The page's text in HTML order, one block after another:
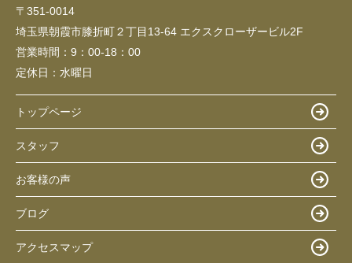
〒351-0014
埼玉県朝霞市膝折町２丁目13-64 エクスクローザービル2F
営業時間： 9：00-18：00
定休日： 水曜日
トップページ
スタッフ
お客様の声
ブログ
アクセスマップ